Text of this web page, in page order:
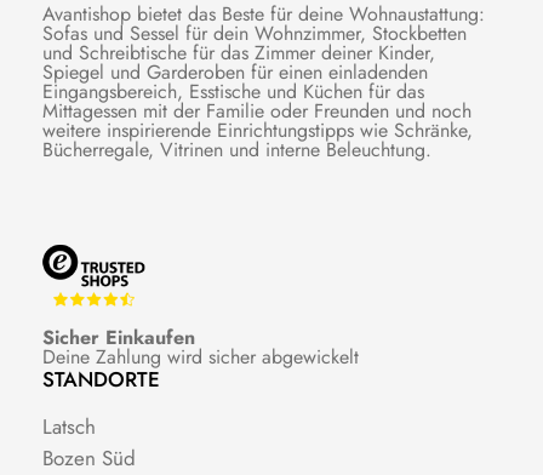
Avantishop bietet das Beste für deine Wohnaustattung:
Sofas und Sessel für dein Wohnzimmer, Stockbetten
und Schreibtische für das Zimmer deiner Kinder,
Spiegel und Garderoben für einen einladenden
Eingangsbereich, Esstische und Küchen für das
Mittagessen mit der Familie oder Freunden und noch
weitere inspirierende Einrichtungstipps wie Schränke,
Bücherregale, Vitrinen und interne Beleuchtung.
Sicher Einkaufen
Deine Zahlung wird sicher abgewickelt
STANDORTE
Latsch
Bozen Süd